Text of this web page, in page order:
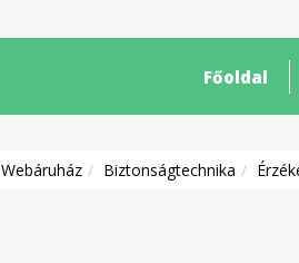
Főoldal
Webáruház Biztonságtechnika